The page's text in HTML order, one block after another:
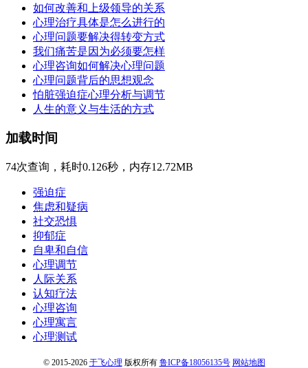
如何改善和上级领导的关系
心理治疗具体是怎么进行的
心理问题要解决得转变方式
我们痛苦是因为必须要怎样
心理咨询如何解决心理问题
心理问题背后的思想观念
怕脏强迫症心理分析与调节
人生的意义与生活的方式
加载时间
74次查询，耗时0.126秒，内存12.72MB
强迫症
焦虑和疑病
社交恐惧
抑郁症
自卑和自信
心理调节
人际关系
认知疗法
心理咨询
心理寓言
心理测试
© 2015-2026 于飞心理 版权所有 鲁ICP备18056135号 网站地图